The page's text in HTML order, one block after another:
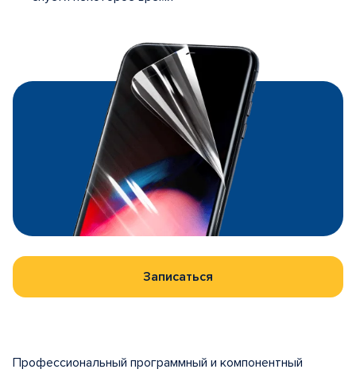
Записаться
Профессиональный программный и компонентный